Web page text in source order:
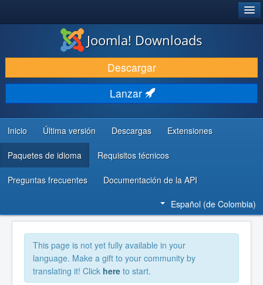
DESCARGAR
DESCUBRE Y APRENDE
COMUNIDAD Y AYUDA
RECURSOS PARA DESARROLLADORES
Joomla! Downloads
Descargar
Lanzar
Inicio Última versión Descargas Extensiones
Paquetes de idioma Requisitos técnicos
Preguntas frecuentes Documentación de la API
Español (de Colombia)
This page is not yet fully available in your
language. Make a gift to your community by
translating it! Click here to start.